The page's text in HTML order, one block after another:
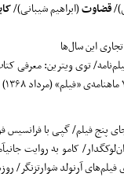
قضاوت(ابراهیم شیبانی)/
این سال‌ها
توی ویترین: معرفی
پنج فیلم/ گپی با فرانسیس
کامو به روایت
آرنولد شوارتزنگر/